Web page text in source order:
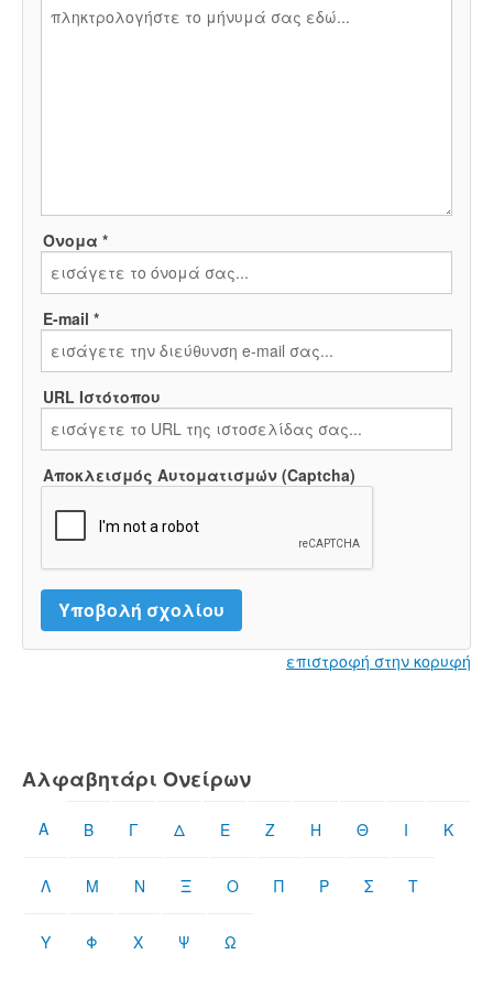
Όνομα *
E-mail *
URL Ιστότοπου
Αποκλεισμός Αυτοματισμών (Captcha)
επιστροφή στην κορυφή
Αλφαβητάρι Ονείρων
Α Β Γ Δ Ε Ζ Η Θ Ι Κ
Λ Μ Ν Ξ Ο Π Ρ Σ Τ
Υ Φ Χ Ψ Ω